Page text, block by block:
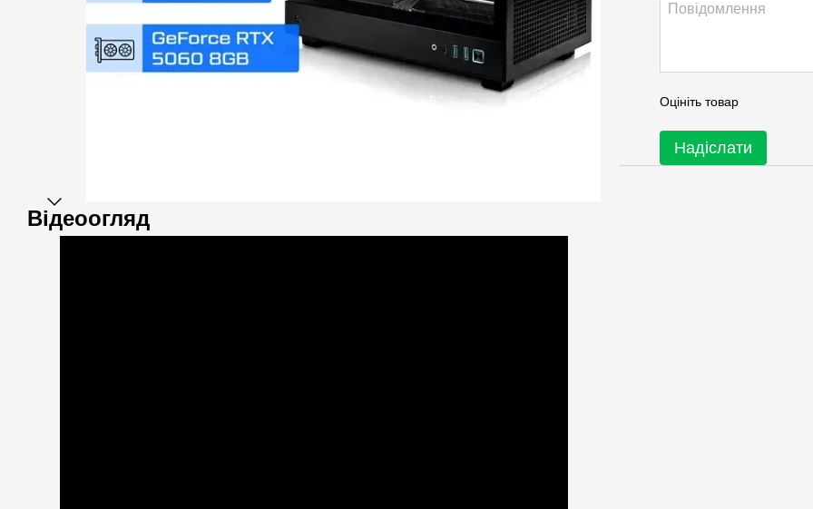
Відеоогляд
Оцініть товар
Надіслати